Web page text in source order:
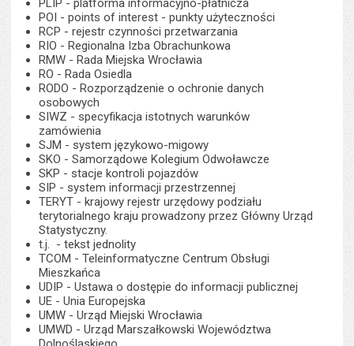
PLIP - platforma informacyjno-płatnicza
POI - points of interest - punkty użyteczności
RCP - rejestr czynności przetwarzania
RIO - Regionalna Izba Obrachunkowa
RMW - Rada Miejska Wrocławia
RO - Rada Osiedla
RODO - Rozporządzenie o ochronie danych
osobowych
SIWZ - specyfikacja istotnych warunków
zamówienia
SJM - system językowo-migowy
SKO - Samorządowe Kolegium Odwoławcze
SKP - stacje kontroli pojazdów
SIP - system informacji przestrzennej
TERYT - krajowy rejestr urzędowy podziału
terytorialnego kraju prowadzony przez Główny Urząd
Statystyczny.
t.j. - tekst jednolity
TCOM - Teleinformatyczne Centrum Obsługi
Mieszkańca
UDIP - Ustawa o dostępie do informacji publicznej
UE - Unia Europejska
UMW - Urząd Miejski Wrocławia
UMWD - Urząd Marszałkowski Województwa